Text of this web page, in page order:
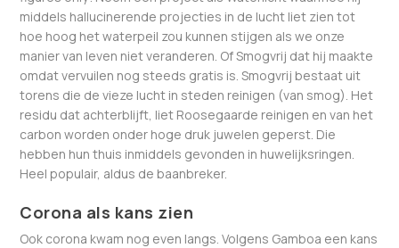
middels hallucinerende projecties in de lucht liet zien tot
hoe hoog het waterpeil zou kunnen stijgen als we onze
manier van leven niet veranderen. Of Smogvrij dat hij maakte
omdat vervuilen nog steeds gratis is. Smogvrij bestaat uit
torens die de vieze lucht in steden reinigen (van smog). Het
residu dat achterblijft, liet Roosegaarde reinigen en van het
carbon worden onder hoge druk juwelen geperst. Die
hebben hun thuis inmiddels gevonden in huwelijksringen.
Heel populair, aldus de baanbreker.
Corona als kans zien
Ook corona kwam nog even langs. Volgens Gamboa een kans